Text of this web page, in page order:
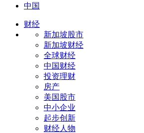
中国
财经
新加坡股市
新加坡财经
全球财经
中国财经
投资理财
房产
美国股市
中小企业
起步创新
财经人物